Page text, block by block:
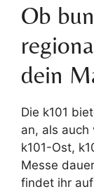
Ob
dein
Die k101
an, als auch
k101-Ost,
Messe
findet ihr